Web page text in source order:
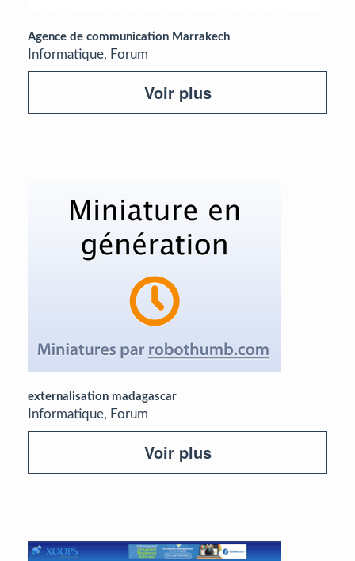
Agence de communication Marrakech
Informatique, Forum
Voir plus
externalisation madagascar
Informatique, Forum
Voir plus